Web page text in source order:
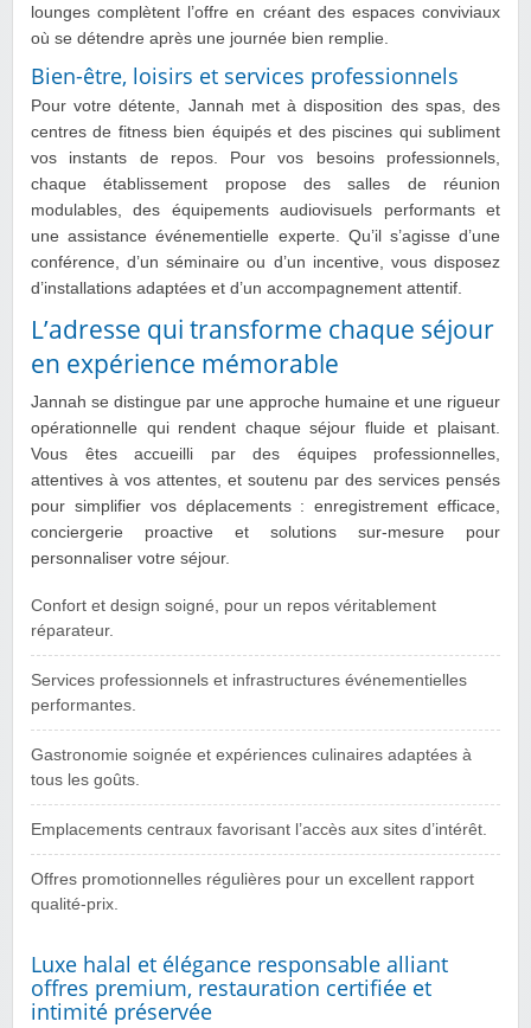
lounges complètent l’offre en créant des espaces conviviaux
où se détendre après une journée bien remplie.
Bien-être, loisirs et services professionnels
Pour votre détente, Jannah met à disposition des spas, des
centres de fitness bien équipés et des piscines qui subliment
vos instants de repos. Pour vos besoins professionnels,
chaque établissement propose des salles de réunion
modulables, des équipements audiovisuels performants et
une assistance événementielle experte. Qu’il s’agisse d’une
conférence, d’un séminaire ou d’un incentive, vous disposez
d’installations adaptées et d’un accompagnement attentif.
L’adresse qui transforme chaque séjour
en expérience mémorable
Jannah se distingue par une approche humaine et une rigueur
opérationnelle qui rendent chaque séjour fluide et plaisant.
Vous êtes accueilli par des équipes professionnelles,
attentives à vos attentes, et soutenu par des services pensés
pour simplifier vos déplacements : enregistrement efficace,
conciergerie proactive et solutions sur-mesure pour
personnaliser votre séjour.
Confort et design soigné, pour un repos véritablement
réparateur.
Services professionnels et infrastructures événementielles
performantes.
Gastronomie soignée et expériences culinaires adaptées à
tous les goûts.
Emplacements centraux favorisant l’accès aux sites d’intérêt.
Offres promotionnelles régulières pour un excellent rapport
qualité-prix.
Luxe halal et élégance responsable alliant
offres premium, restauration certifiée et
intimité préservée